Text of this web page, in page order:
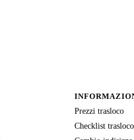
Prezzi trasloco
Checklist trasloco